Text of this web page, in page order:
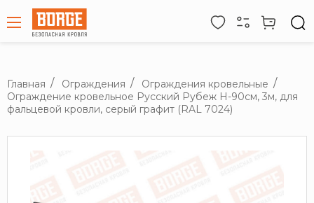
Главная Ограждения
Ограждения кровельные
Ограждение кровельное Русский Рубеж H-90см, 3м, для
фальцевой кровли, серый графит (RAL 7024)